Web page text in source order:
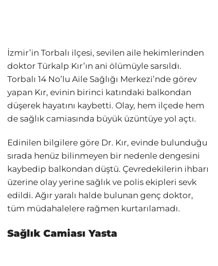
İzmir’in Torbalı ilçesi, sevilen aile hekimlerinden
doktor Türkalp Kır’ın ani ölümüyle sarsıldı.
Torbalı 14 No’lu Aile Sağlığı Merkezi’nde görev
yapan Kır, evinin birinci katındaki balkondan
düşerek hayatını kaybetti. Olay, hem ilçede hem
de sağlık camiasında büyük üzüntüye yol açtı.
Edinilen bilgilere göre Dr. Kır, evinde bulunduğu
sırada henüz bilinmeyen bir nedenle dengesini
kaybedip balkondan düştü. Çevredekilerin ihbarı
üzerine olay yerine sağlık ve polis ekipleri sevk
edildi. Ağır yaralı halde bulunan genç doktor,
tüm müdahalelere rağmen kurtarılamadı.
Sağlık Camiası Yasta